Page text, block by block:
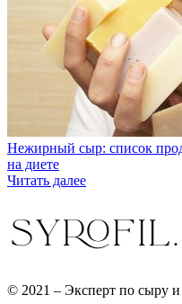
Нежирный сыр: список
на диете
Читать далее
© 2021 – Эксперт по сыру